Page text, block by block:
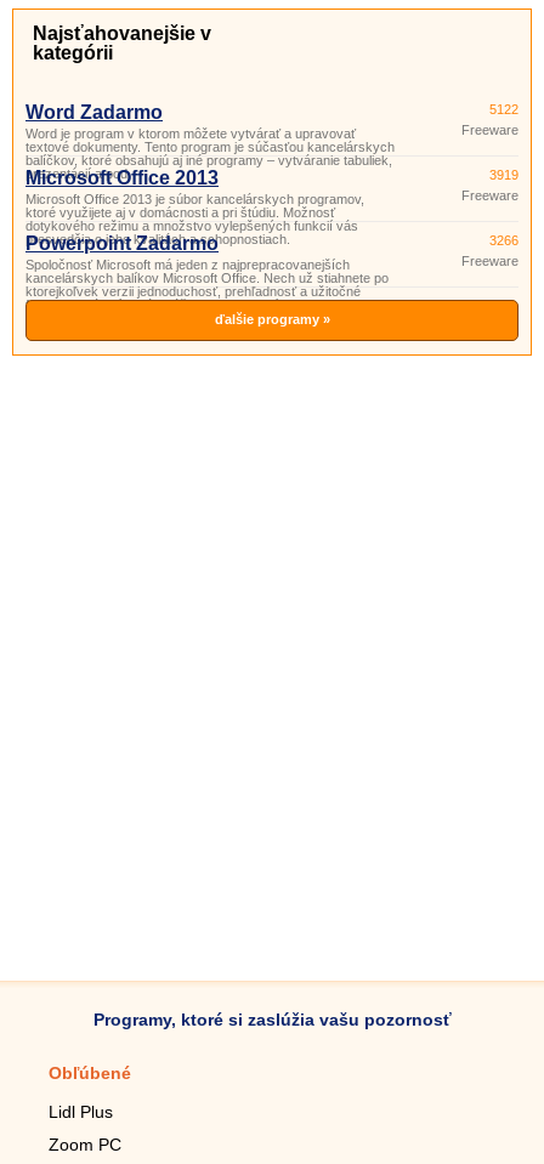
Najsťahovanejšie v
kategórii
Word Zadarmo
Word je program v ktorom môžete vytvárať a upravovať
textové dokumenty. Tento program je súčasťou kancelárskych
balíčkov, ktoré obsahujú aj iné programy – vytváranie tabuliek,
prezentácií a pod.
5122
Freeware
Microsoft Office 2013
Microsoft Office 2013 je súbor kancelárskych programov,
ktoré využijete aj v domácnosti a pri štúdiu. Možnosť
dotykového režimu a množstvo vylepšených funkcií vás
presvedčia o jeho kvalitách a schopnostiach.
3919
Freeware
Powerpoint Zadarmo
Spoločnosť Microsoft má jeden z najprepracovanejších
kancelárskych balíkov Microsoft Office. Nech už stiahnete po
ktorejkoľvek verzii jednoduchosť, prehľadnosť a užitočné
funkcie si vás získajú. Súčasťou tohto balíka je aj program
PowerPoint. Powerpoint je program vhodný na prípravu
3266
Freeware
ďalšie programy »
Programy, ktoré si zaslúžia vašu pozornosť
Obľúbené
Lidl Plus
Zoom PC